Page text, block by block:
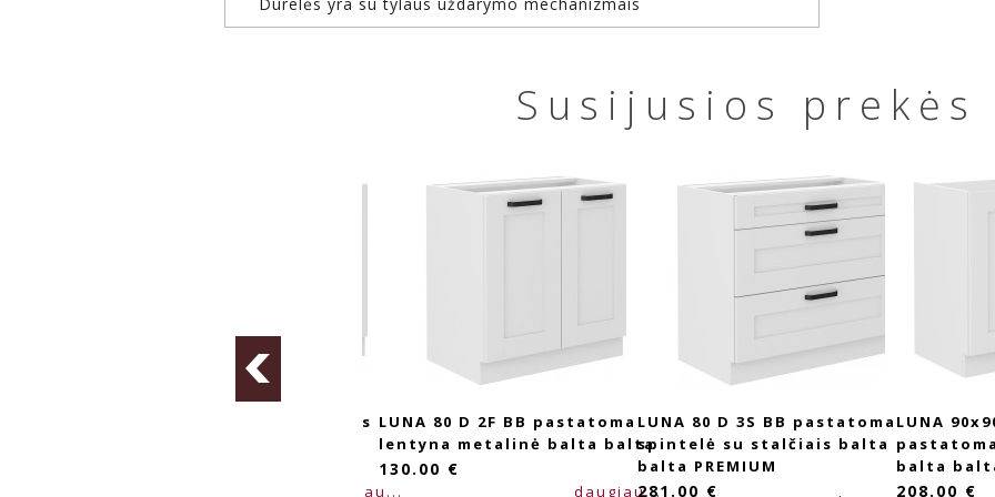
Durelės yra su tylaus uždarymo mechanizmais
Susijusios prekės
LUNA 80 ZL 2F BB kriauklės
daugiau...
LUNA 80 D 2F BB pastatoma
lentyna metalinė balta balta
130.00 €
daugiau...
LUNA 80 D 3S BB pastatoma
spintelė su stalčiais balta
balta PREMIUM
281.00 €
LUNA
balta
208.00 €